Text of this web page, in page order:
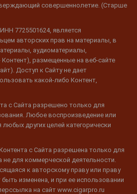
совершеннолетие. (Старше
7725501624, является
авторских прав на материалы, в
аудиоматериалы,
размещенные на веб-сайте
Доступ к Сайту не дает
какой-либо Контент,
с Сайта разрешено только для
Любое воспроизведение или
других целей категорически
с Сайта разрешена только для
не для коммерческой деятельности.
к авторскому праву или праву
изменена, и при ее использовании
на сайт www.cigarpro.ru